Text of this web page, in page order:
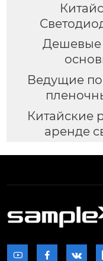
Дешевые
Ведущие
Китайские
аренде
  